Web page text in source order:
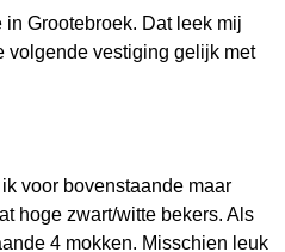
in Grootebroek. Dat leek mij
volgende vestiging gelijk met
voor bovenstaande maar
hoge zwart/witte bekers. Als
4 mokken. Misschien leuk